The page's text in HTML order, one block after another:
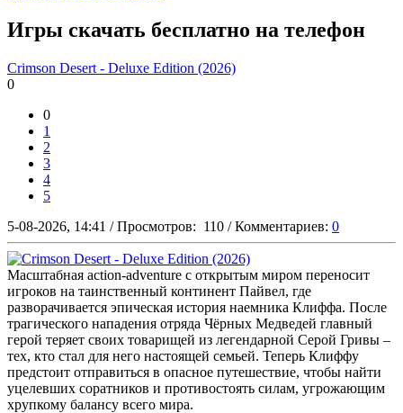
Игры скачать бесплатно на телефон
Crimson Desert - Deluxe Edition (2026)
0
0
1
2
3
4
5
5-08-2026, 14:41 / Просмотров: 110 / Комментариев: 0
Масштабная action-adventure с открытым миром переносит
игроков на таинственный континент Пайвел, где
разворачивается эпическая история наемника Клиффа. После
трагического нападения отряда Чёрных Медведей главный
герой теряет своих товарищей из легендарной Серой Гривы –
тех, кто стал для него настоящей семьей. Теперь Клиффу
предстоит отправиться в опасное путешествие, чтобы найти
уцелевших соратников и противостоять силам, угрожающим
хрупкому балансу всего мира.